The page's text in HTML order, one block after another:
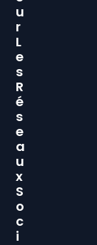
U
R
L
E
S
R
É
S
E
A
U
X
S
O
C
I